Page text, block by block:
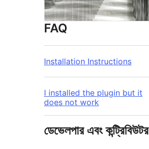
FAQ
Installation Instructions
I installed the plugin but it
does not work
ডেভেলপার এবং কন্ট্রিবিউটর